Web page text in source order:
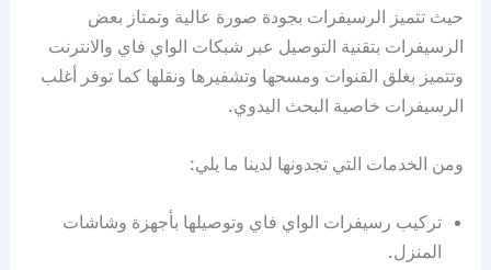
حيث تتميز الرسيفرات بجودة صورة عالية وتمتاز بعض
الرسيفرات بتقنية التوصيل عبر شبكات الواي فاي والانترنت
وتتميز بغلق القنوات ومسحها وتشفيرها ونقلها كما توفر أغلب
الرسيفرات خاصية البحث اليدوي.
ومن الخدمات التي تجدونها لدينا ما يلي:
تركيب رسيفرات الواي فاي وتوصيلها بأجهزة وشاشات
المنزل.